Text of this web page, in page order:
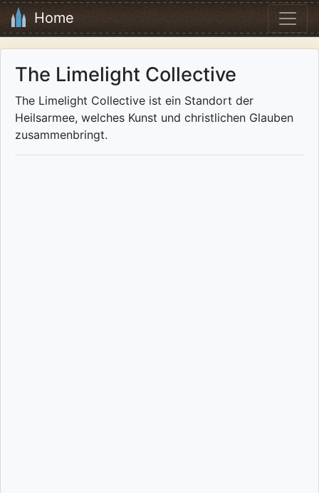
Home
The Limelight Collective
The Limelight Collective ist ein Standort der
Heilsarmee, welches Kunst und christlichen Glauben
zusammenbringt.